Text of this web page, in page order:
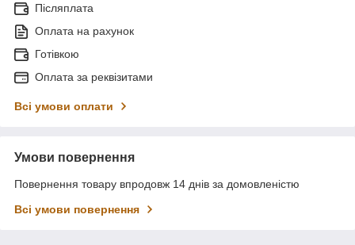
Післяплата
Оплата на рахунок
Готівкою
Оплата за реквізитами
Всі умови оплати
Умови повернення
Повернення товару впродовж 14 днів за домовленістю
Всі умови повернення